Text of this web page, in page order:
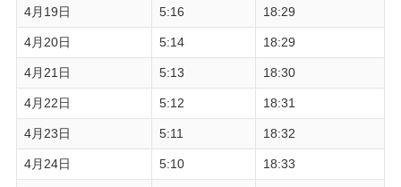
4月19日 5:16 18:29
4月20日 5:14 18:29
4月21日 5:13 18:30
4月22日 5:12 18:31
4月23日 5:11 18:32
4月24日 5:10 18:33